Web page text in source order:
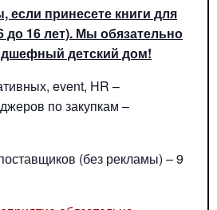
если принесете книги для
до 16 лет). Мы обязательно
детский дом!
event, HR –
по закупкам –
(без рекламы) – 9